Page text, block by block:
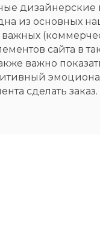
из основных
важных
сайта в
важно
сделать заказ.